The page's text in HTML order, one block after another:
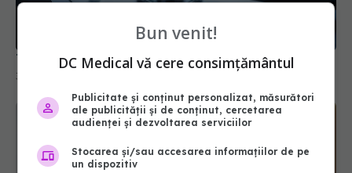
Tratamentul care protejează inima diabeticilor
Bun venit!
DC Medical vă cere consimțământul
Publicitate și conținut personalizat, măsurători
ale publicității și de conținut, cercetarea
audienței și dezvoltarea serviciilor
Stocarea și/sau accesarea informațiilor de pe
un dispozitiv